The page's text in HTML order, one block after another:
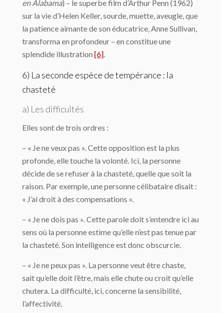
en Alabama) – le superbe film d’Arthur Penn (1962)
sur la vie d’Helen Keller, sourde, muette, aveugle, que
la patience aimante de son éducatrice, Anne Sullivan,
transforma en profondeur – en constitue une
splendide illustration [6].
6) La seconde espèce de tempérance : la
chasteté
a) Les difficultés
Elles sont de trois ordres :
– « Je ne veux pas ». Cette opposition est la plus
profonde, elle touche la volonté. Ici, la personne
décide de se refuser à la chasteté, quelle que soit la
raison. Par exemple, une personne célibataire disait :
« J’ai droit à des compensations ».
– « Je ne dois pas ». Cette parole doit s’entendre ici au
sens où la personne estime qu’elle n’est pas tenue par
la chasteté. Son intelligence est donc obscurcie.
– « Je ne peux pas ». La personne veut être chaste,
sait qu’elle doit l’être, mais elle chute ou croit qu’elle
chutera. La difficulté, ici, concerne la sensibilité,
l’affectivité.